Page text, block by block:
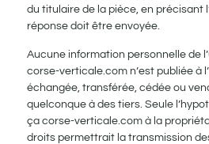
du titulaire de la pièce, en précisant
réponse doit être envoyée.
Aucune information personnelle de
corse-verticale.com n’est publiée à
échangée, transférée, cédée ou
quelconque à des tiers. Seule
ça corse-verticale.com à la
droits permettrait la transmission